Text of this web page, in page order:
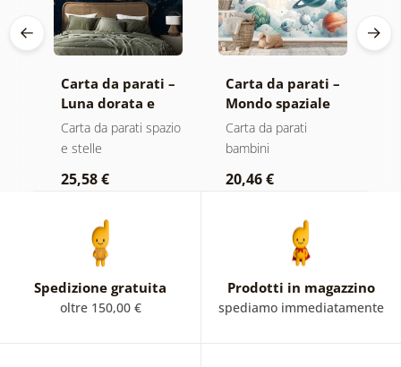
Carta da parati –
Luna dorata e
stelle nel cielo
blu scuro
Carta da parati spazio
e stelle
25,58 €
Carta da parati –
Mondo spaziale
per bambini con
razzi
Carta da parati
bambini
20,46 €
Spedizione gratuita
oltre 150,00 €
Prodotti in magazzino
spediamo immediatamente